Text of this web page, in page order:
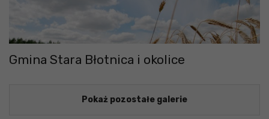
Gmina Stara Błotnica i okolice
Pokaż pozostałe galerie